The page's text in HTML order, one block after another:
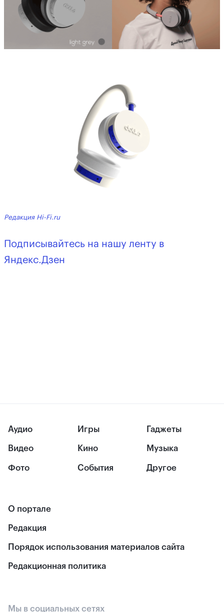
Редакция Hi-Fi.ru
Подписывайтесь на нашу ленту в
Яндекс.Дзен
Аудио
Видео
Фото
Игры
Кино
События
Гаджеты
Музыка
Другое
О портале
Редакция
Порядок использования материалов сайта
Редакционная политика
Мы в социальных сетях